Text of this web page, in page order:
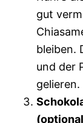
gut
bleiben.
und der
gelieren.